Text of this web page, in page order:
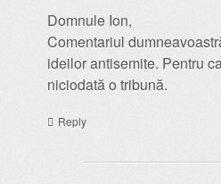
Domnule Ion,
Comentariul
ideilor antisemite. Pentru
niciodată o tribună.
Reply